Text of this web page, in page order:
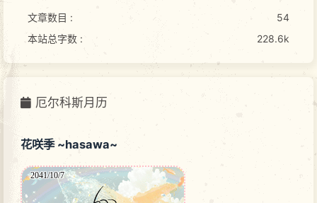
文章数目 :
54
本站总字数 :
228.6k
厄尔科斯月历
花咲季 ~hasawa~